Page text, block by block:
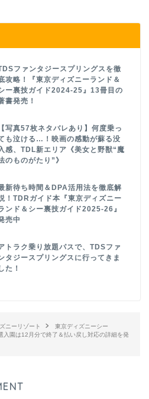
ファンタジースプリングスを徹
攻略！『東京ディズニーランド＆
ー裏技ガイド2024-25』13冊目の
書発売！
【写真57枚ネタバレあり】何度乗っ
も泣ける…！映画の感動が蘇る没
感、TDL新エリア《美女と野獣“魔
のものがたり”》
新待ち時間＆DPA活用法を徹底解
！TDRガイド本『東京ディズニー
ンド＆シー裏技ガイド2025-26』
売中
トラク乗り放題パスで、TDSファ
タジースプリングスに行ってきま
た！
ニーリゾート
東京ディズニーシー
入園は12月分で終了＆払い戻し対応の詳細を発